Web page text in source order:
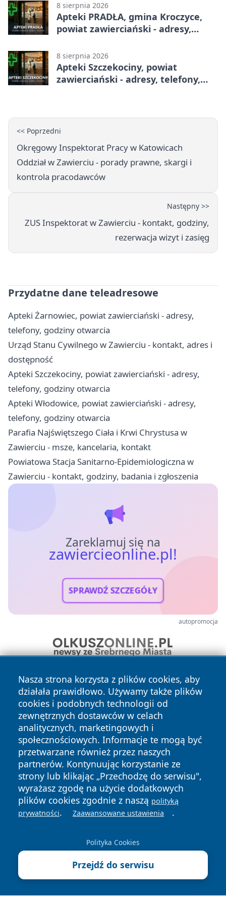
8 sierpnia 2026
Apteki PRADŁA, gmina Kroczyce,
powiat zawierciański - adresy,
8 sierpnia 2026
Apteki Szczekociny, powiat
zawierciański - adresy, telefony,
<< Poprzedni
Okręgowy Inspektorat Pracy w Katowicach
Oddział w Zawierciu - porady prawne, skargi i
kontrola pracodawców
Następny >>
ZUS Inspektorat w Zawierciu - kontakt, godziny,
rezerwacja wizyt i zasięg
Przydatne dane teleadresowe
Apteki Żarnowiec, powiat zawierciański - adresy,
telefony, godziny otwarcia
Urząd Stanu Cywilnego w Zawierciu - kontakt, adres i
dostępność
Apteki Szczekociny, powiat zawierciański - adresy,
telefony, godziny otwarcia
Apteki Włodowice, powiat zawierciański - adresy,
telefony, godziny otwarcia
Parafia Najświętszego Ciała i Krwi Chrystusa w
Zawierciu - msze, kancelaria, kontakt
Powiatowa Stacja Sanitarno-Epidemiologiczna w
Zawierciu - kontakt, godziny, badania i zgłoszenia
Zareklamuj się na
zawiercieonline.pl!
SPRAWDŹ SZCZEGÓŁY
autopromocja
Nasza strona korzysta z plików cookies, aby
działała prawidłowo. Używamy także plików
cookies i podobnych technologii od
zewnętrznych dostawców w celach
analitycznych, marketingowych i
społecznościowych. Informacje te mogą być
przetwarzane również przez naszych
partnerów. Kontynuując korzystanie ze
strony lub klikając „Przechodzę do serwisu",
wyrażasz zgodę na użycie dodatkowych
plików cookies zgodnie z naszą polityką
prywatności. Zaawansowane ustawienia .
Polityka Cookies
Przejdź do serwisu
Copyright © 2026 zawiercieonline.pl Wszystkie prawa
zastrzeżone.
News Autorzy
Polityka
Prywatności
Polityka
Cookies